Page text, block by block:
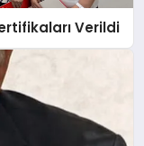
Verildi